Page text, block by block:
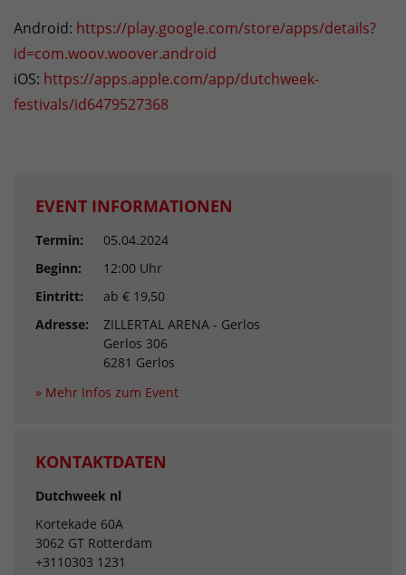
Android: https://play.google.com/store/apps/details?
id=com.woov.woover.android
iOS: https://apps.apple.com/app/dutchweek-
festivals/id6479527368
EVENT INFORMATIONEN
Termin:
05.04.2024
Beginn:
12:00 Uhr
Eintritt:
ab € 19,50
Adresse:
ZILLERTAL ARENA - Gerlos
Gerlos 306
6281 Gerlos
» Mehr Infos zum Event
KONTAKTDATEN
Dutchweek nl
Kortekade 60A
3062 GT Rotterdam
+3110303 1231